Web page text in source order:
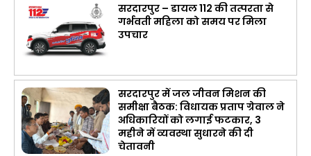
सरदारपुर – डायल 112 की तत्परता से
गर्भवती महिला को समय पर मिला
उपचार
सरदारपुर में जल जीवन मिशन की
समीक्षा बैठक: विधायक प्रताप ग्रेवाल ने
अधिकारियों को लगाई फटकार, 3
महीने में व्यवस्था सुधारने की दी
चेतावनी